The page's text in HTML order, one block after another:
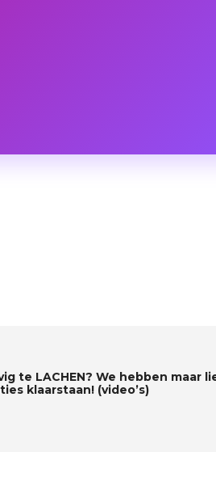
te LACHEN? We hebben maar
klaarstaan! (video’s)